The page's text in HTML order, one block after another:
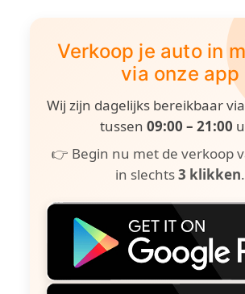
Verkoop je auto in
via onze app
Wij zijn dagelijks bereikbaar
tussen 09:00 – 21:00
👉 Begin nu met de verkoop
in slechts3 klikken.